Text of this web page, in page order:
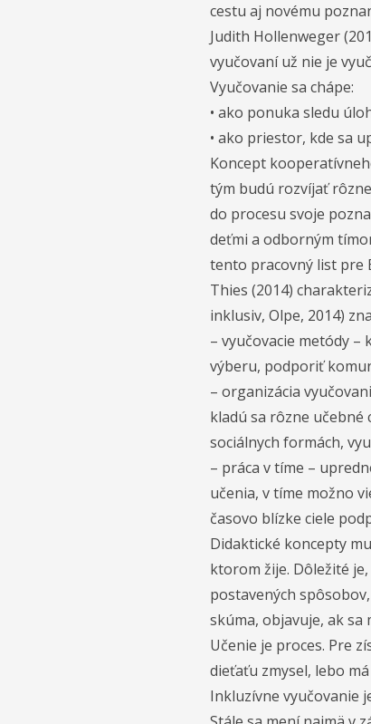
cestu aj novému
Judith Hollenweger
vyučovaní už nie je
Vyučovanie sa chápe:
• ako ponuka sledu
• ako priestor, kde sa
Koncept
tým budú rozvíjať
do procesu svoje
deťmi a odborným
tento pracovný list pre
Thies (2014)
inklusiv, Olpe, 2014)
– vyučovacie metódy
výberu, podporiť
– organizácia
kladú sa rôzne učebné
sociálnych formách,
– práca v tíme –
učenia, v tíme možno
časovo blízke ciele
Didaktické koncepty
ktorom žije. Dôležité
postavených
skúma, objavuje, ak
Učenie je proces. Pre
dieťaťu zmysel, lebo
Inkluzívne vyučovanie